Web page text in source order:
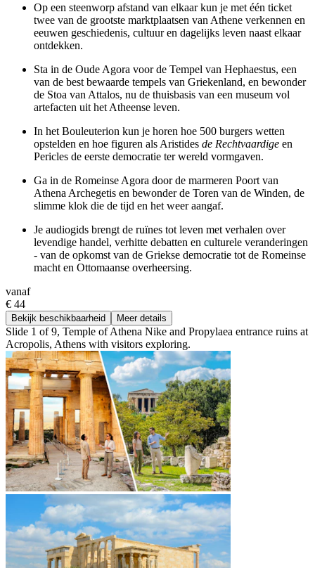
Op een steenworp afstand van elkaar kun je met één ticket
twee van de grootste marktplaatsen van Athene verkennen en
eeuwen geschiedenis, cultuur en dagelijks leven naast elkaar
ontdekken.
Sta in de Oude Agora voor de Tempel van Hephaestus, een
van de best bewaarde tempels van Griekenland, en bewonder
de Stoa van Attalos, nu de thuisbasis van een museum vol
artefacten uit het Atheense leven.
In het Bouleuterion kun je horen hoe 500 burgers wetten
opstelden en hoe figuren als Aristides de Rechtvaardige en
Pericles de eerste democratie ter wereld vormgaven.
Ga in de Romeinse Agora door de marmeren Poort van
Athena Archegetis en bewonder de Toren van de Winden, de
slimme klok die de tijd en het weer aangaf.
Je audiogids brengt de ruïnes tot leven met verhalen over
levendige handel, verhitte debatten en culturele veranderingen
- van de opkomst van de Griekse democratie tot de Romeinse
macht en Ottomaanse overheersing.
vanaf
€ 44
Bekijk beschikbaarheid Meer details
Slide 1 of 9, Temple of Athena Nike and Propylaea entrance ruins at
Acropolis, Athens with visitors exploring.